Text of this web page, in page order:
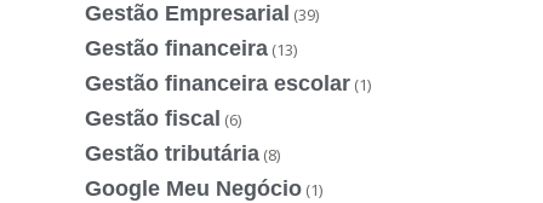
Gestão Empresarial (39)
Gestão financeira (13)
Gestão financeira escolar (1)
Gestão fiscal (6)
Gestão tributária (8)
Google Meu Negócio (1)